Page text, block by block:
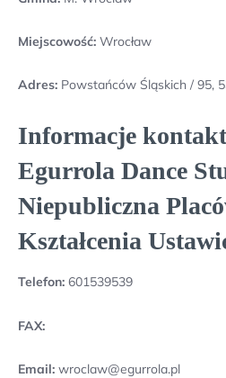
Miejscowość: Wrocław
Adres: Powstańców Śląskich / 95,
Informacje
Egurrola Dance
Niepubliczna
Kształcenia
Telefon: 601539539
FAX:
Email: wroclaw@egurrola.pl